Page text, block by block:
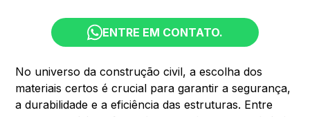
ENTRE EM CONTATO.
No universo da construção civil, a escolha dos
materiais certos é crucial para garantir a segurança,
a durabilidade e a eficiência das estruturas. Entre